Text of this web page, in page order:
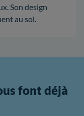
Son design
au sol.
font déjà